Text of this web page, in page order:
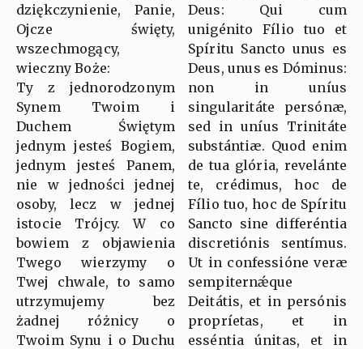
dziękczynienie, Panie,
Ojcze święty,
wszechmogący,
wieczny Boże:
Ty z jednorodzonym
Synem Twoim i
Duchem Świętym
jednym jesteś Bogiem,
jednym jesteś Panem,
nie w jedności jednej
osoby, lecz w jednej
istocie Trójcy. W co
bowiem z objawienia
Twego wierzymy o
Twej chwale, to samo
utrzymujemy bez
żadnej różnicy o
Twoim Synu i o Duchu
Deus: Qui cum
unigénito Fílio tuo et
Spíritu Sancto unus es
Deus, unus es Dóminus:
non in uníus
singularitáte persónæ,
sed in uníus Trinitáte
substántiæ. Quod enim
de tua glória, revelánte
te, crédimus, hoc de
Fílio tuo, hoc de Spíritu
Sancto sine differéntia
discretiónis sentímus.
Ut in confessióne veræ
sempiternǽque
Deitátis, et in persónis
propríetas, et in
esséntia únitas, et in